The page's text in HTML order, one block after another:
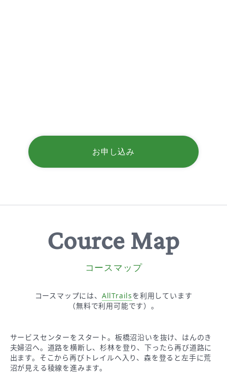
お申し込み
Cource Map
コースマップ
コースマップには、 AllTrailsを利用しています
（無料で利用可能です）。
サービスセンターをスタート。板橋沼沿いを抜け、はんのき
夫婦沼へ。道路を横断し、杉林を登り、下ったら再び道路に
出ます。そこから再びトレイルへ入り、森を登ると左手に荒
沼が見える稜線を進みます。